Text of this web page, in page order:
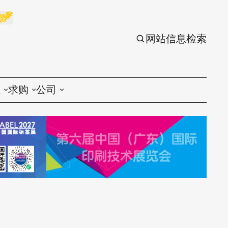
网站信息检索
备
料
求购
印刷
包装
丝印
公司
印刷
包装
丝印